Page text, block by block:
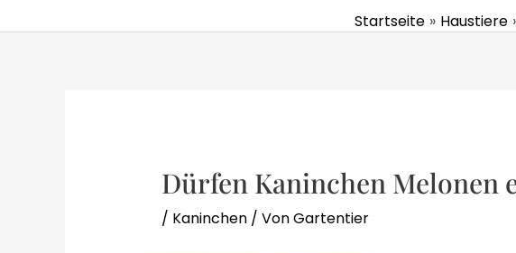
Startseite Haustiere
Dürfen Kaninchen Melonen
/ Kaninchen/ VonGartentier